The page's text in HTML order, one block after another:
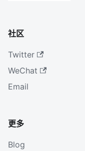
社区
Twitter
WeChat
Email
更多
Blog